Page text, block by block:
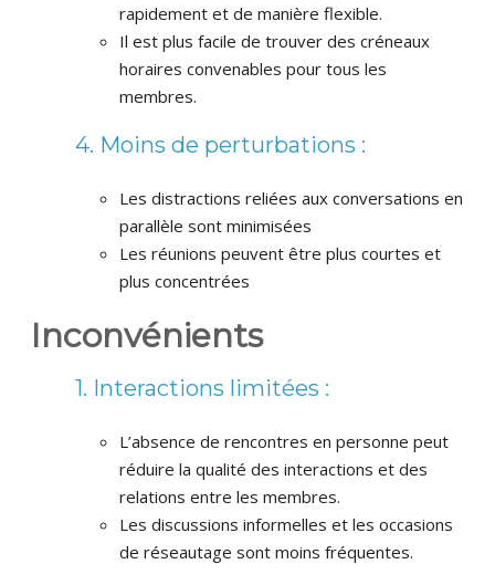
rapidement et de manière flexible.
Il est plus facile de trouver des créneaux
horaires convenables pour tous les
membres.
4. Moins de perturbations :
Les distractions reliées aux conversations en
parallèle sont minimisées
Les réunions peuvent être plus courtes et
plus concentrées
Inconvénients
1. Interactions limitées :
L’absence de rencontres en personne peut
réduire la qualité des interactions et des
relations entre les membres.
Les discussions informelles et les occasions
de réseautage sont moins fréquentes.